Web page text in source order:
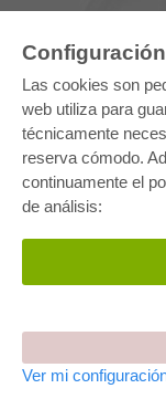
Las cookies son
web utiliza para
técnicamente
reserva cómodo.
continuamente el
de análisis:
Ver mi
E-COLLECTION
Paquete entero
Paquete de especialidades
Facilitación de E-Books
Preguntas mas
Condiciones